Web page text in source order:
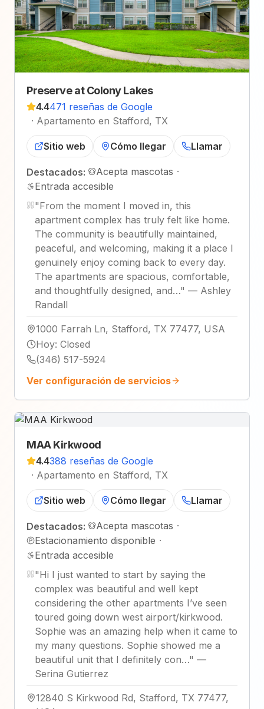
Preserve at Colony Lakes
4.4471 reseñas de Google
· Apartamento en Stafford, TX
Sitio web Cómo llegar Llamar
Destacados: Acepta mascotas ·
Entrada accesible
"From the moment I moved in, this
apartment complex has truly felt like home.
The community is beautifully maintained,
peaceful, and welcoming, making it a place I
genuinely enjoy coming back to every day.
The apartments are spacious, comfortable,
and thoughtfully designed, and…" — Ashley
Randall
1000 Farrah Ln, Stafford, TX 77477, USA
Hoy: Closed
(346) 517-5924
Ver configuración de servicios
MAA Kirkwood
4.4388 reseñas de Google
· Apartamento en Stafford, TX
Sitio web Cómo llegar Llamar
Destacados: Acepta mascotas ·
Estacionamiento disponible ·
Entrada accesible
"Hi I just wanted to start by saying the
complex was beautiful and well kept
considering the other apartments I’ve seen
toured going down west airport/kirkwood.
Sophie was an amazing help when it came to
my many questions. Sophie showed me a
beautiful unit that I definitely con…" —
Serina Gutierrez
12840 S Kirkwood Rd, Stafford, TX 77477,